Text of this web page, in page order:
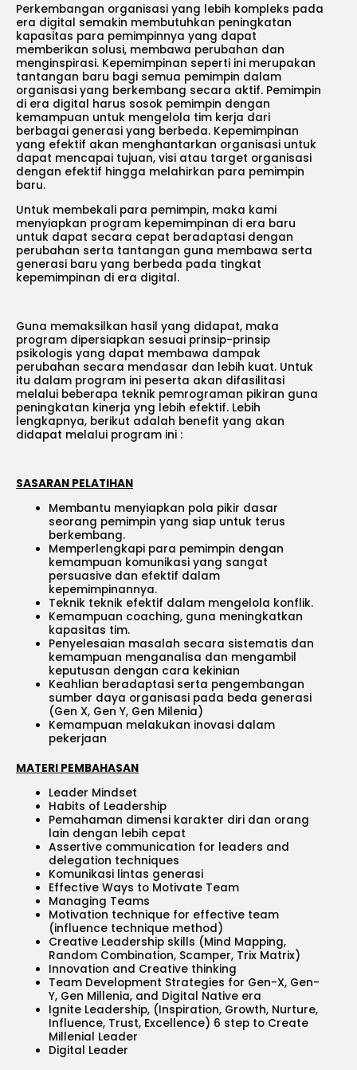
Perkembangan organisasi yang lebih kompleks pada
era digital semakin membutuhkan peningkatan
kapasitas para pemimpinnya yang dapat
memberikan solusi, membawa perubahan dan
menginspirasi. Kepemimpinan seperti ini merupakan
tantangan baru bagi semua pemimpin dalam
organisasi yang berkembang secara aktif. Pemimpin
di era digital harus sosok pemimpin dengan
kemampuan untuk mengelola tim kerja dari
berbagai generasi yang berbeda. Kepemimpinan
yang efektif akan menghantarkan organisasi untuk
dapat mencapai tujuan, visi atau target organisasi
dengan efektif hingga melahirkan para pemimpin
baru.
Untuk membekali para pemimpin, maka kami
menyiapkan program kepemimpinan di era baru
untuk dapat secara cepat beradaptasi dengan
perubahan serta tantangan guna membawa serta
generasi baru yang berbeda pada tingkat
kepemimpinan di era digital.
Guna memaksilkan hasil yang didapat, maka
program dipersiapkan sesuai prinsip-prinsip
psikologis yang dapat membawa dampak
perubahan secara mendasar dan lebih kuat. Untuk
itu dalam program ini peserta akan difasilitasi
melalui beberapa teknik pemrograman pikiran guna
peningkatan kinerja yng lebih efektif. Lebih
lengkapnya, berikut adalah benefit yang akan
didapat melalui program ini :
SASARAN PELATIHAN
Membantu menyiapkan pola pikir dasar
seorang pemimpin yang siap untuk terus
berkembang.
Memperlengkapi para pemimpin dengan
kemampuan komunikasi yang sangat
persuasive dan efektif dalam
kepemimpinannya.
Teknik teknik efektif dalam mengelola konflik.
Kemampuan coaching, guna meningkatkan
kapasitas tim.
Penyelesaian masalah secara sistematis dan
kemampuan menganalisa dan mengambil
keputusan dengan cara kekinian
Keahlian beradaptasi serta pengembangan
sumber daya organisasi pada beda generasi
(Gen X, Gen Y, Gen Milenia)
Kemampuan melakukan inovasi dalam
pekerjaan
MATERI PEMBAHASAN
Leader Mindset
Habits of Leadership
Pemahaman dimensi karakter diri dan orang
lain dengan lebih cepat
Assertive communication for leaders and
delegation techniques
Komunikasi lintas generasi
Effective Ways to Motivate Team
Managing Teams
Motivation technique for effective team
(influence technique method)
Creative Leadership skills (Mind Mapping,
Random Combination, Scamper, Trix Matrix)
Innovation and Creative thinking
Team Development Strategies for Gen-X, Gen-
Y, Gen Millenia, and Digital Native era
Ignite Leadership, (Inspiration, Growth, Nurture,
Influence, Trust, Excellence) 6 step to Create
Millenial Leader
Digital Leader